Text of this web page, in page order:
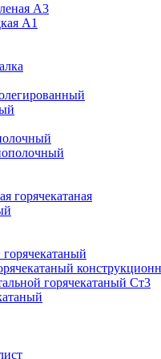
А3
А1
горячекатаная
горячекатаный Ст3